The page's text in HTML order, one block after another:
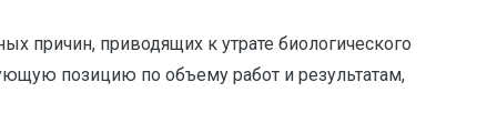
причин, приводящих к утрате биологического
позицию по объему работ и результатам,